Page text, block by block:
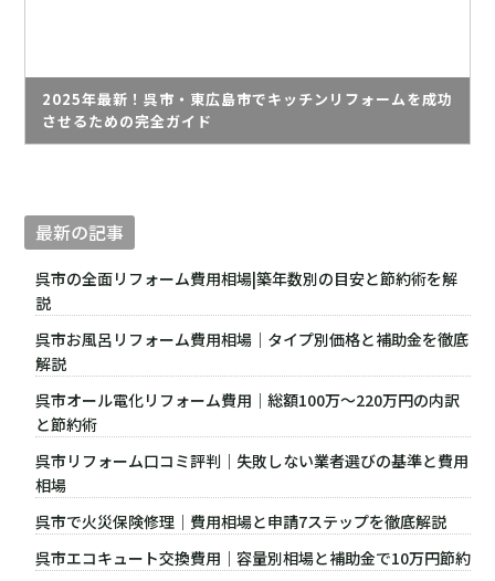
2025年最新！呉市・東広島市でキッチンリフォームを成功
させるための完全ガイド
最新の記事
呉市の全面リフォーム費用相場|築年数別の目安と節約術を解
説
呉市お風呂リフォーム費用相場｜タイプ別価格と補助金を徹底
解説
呉市オール電化リフォーム費用｜総額100万〜220万円の内訳
と節約術
呉市リフォーム口コミ評判｜失敗しない業者選びの基準と費用
相場
呉市で火災保険修理｜費用相場と申請7ステップを徹底解説
呉市エコキュート交換費用｜容量別相場と補助金で10万円節約